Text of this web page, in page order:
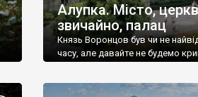
Алупка. Місто,
звичайно, палац
Князь Воронцов був чи не
часу, але давайте не будемо